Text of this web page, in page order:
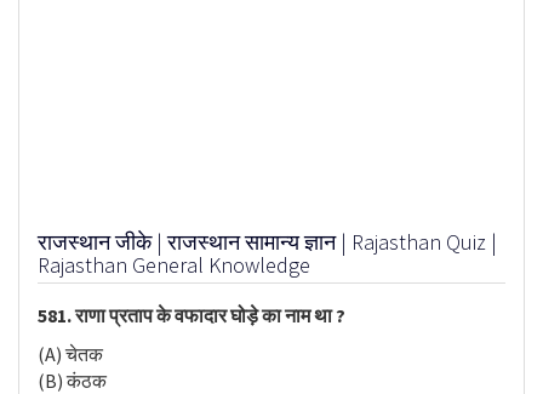
राजस्थान जीके | राजस्थान सामान्य ज्ञान | Rajasthan Quiz |
Rajasthan General Knowledge
581. राणा प्रताप के वफादार घोड़े का नाम था ?
(A) चेतक
(B) कंठक